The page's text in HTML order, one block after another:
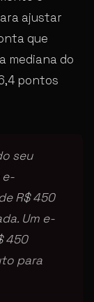
ajustar
que
mediana do
pontos
seu
e-
R$ 450
Um e-
450
para